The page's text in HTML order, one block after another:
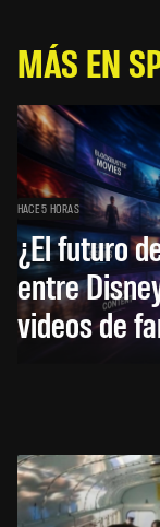
MÁS EN
HACE 5 HORAS
¿El futuro
entre
videos de